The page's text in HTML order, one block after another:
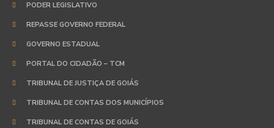
PODER LEGISLATIVO
REPASSE GOVERNO FEDERAL
GOVERNO ESTADUAL
PORTAL DO CIDADÃO – TCM
TRIBUNAL DE JUSTIÇA DE GOIÁS
TRIBUNAL DE CONTAS DOS MUNICÍPIOS
TRIBUNAL DE CONTAS DE GOIÁS